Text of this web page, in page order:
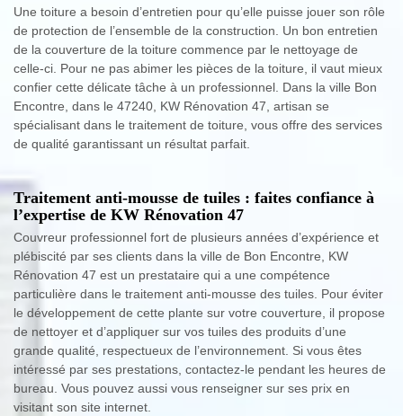
Une toiture a besoin d’entretien pour qu’elle puisse jouer son rôle
de protection de l’ensemble de la construction. Un bon entretien
de la couverture de la toiture commence par le nettoyage de
celle-ci. Pour ne pas abimer les pièces de la toiture, il vaut mieux
confier cette délicate tâche à un professionnel. Dans la ville Bon
Encontre, dans le 47240, KW Rénovation 47, artisan se
spécialisant dans le traitement de toiture, vous offre des services
de qualité garantissant un résultat parfait.
Traitement anti-mousse de tuiles : faites confiance à
l’expertise de KW Rénovation 47
Couvreur professionnel fort de plusieurs années d’expérience et
plébiscité par ses clients dans la ville de Bon Encontre, KW
Rénovation 47 est un prestataire qui a une compétence
particulière dans le traitement anti-mousse des tuiles. Pour éviter
le développement de cette plante sur votre couverture, il propose
de nettoyer et d’appliquer sur vos tuiles des produits d’une
grande qualité, respectueux de l’environnement. Si vous êtes
intéressé par ses prestations, contactez-le pendant les heures de
bureau. Vous pouvez aussi vous renseigner sur ses prix en
visitant son site internet.